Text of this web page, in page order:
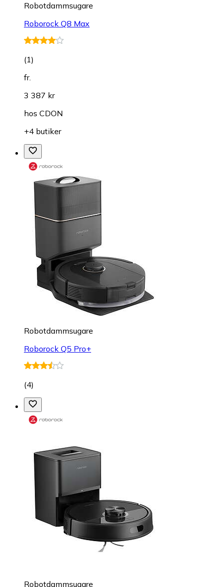
Robotdammsugare
Roborock Q8 Max
(1)
fr.
3 387 kr
hos CDON
+4 butiker
Robotdammsugare
Roborock Q5 Pro+
(4)
Robotdammsugare